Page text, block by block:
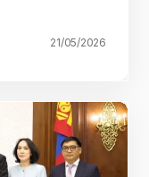
21/05/2026